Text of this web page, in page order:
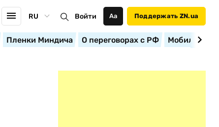
RU Войти Аа Поддержать ZN.ua
Пленки Миндича О переговорах с РФ